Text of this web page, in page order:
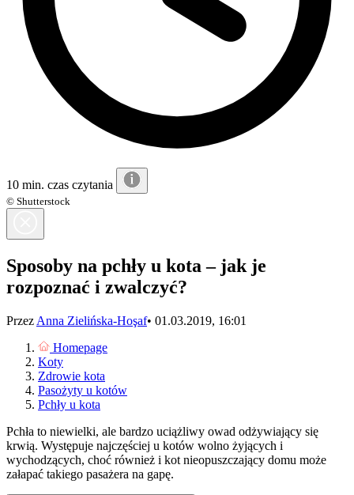
10 min. czas czytania
© Shutterstock
Sposoby na pchły u kota – jak je
rozpoznać i zwalczyć?
Przez Anna Zielińska-Hoşaf• 01.03.2019, 16:01
Homepage
Koty
Zdrowie kota
Pasożyty u kotów
Pchły u kota
Pchła to niewielki, ale bardzo uciążliwy owad odżywiający się
krwią. Występuje najczęściej u kotów wolno żyjących i
wychodzących, choć również i kot nieopuszczający domu może
załapać takiego pasażera na gapę.